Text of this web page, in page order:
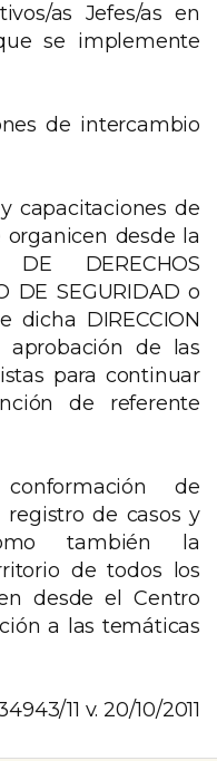
as Jefes/as en
se implemente
de intercambio
capacitaciones de
desde la
DE DERECHOS
DE SEGURIDAD o
dicha DIRECCION
aprobación de las
para continuar
de referente
de
registro de casos y
también la
de todos los
desde el Centro
a las temáticas
11 v. 20/10/2011